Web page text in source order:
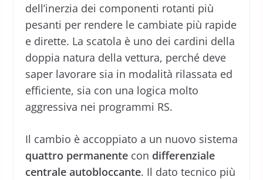
dell’inerzia dei componenti rotanti più
pesanti per rendere le cambiate più rapide
e dirette. La scatola è uno dei cardini della
doppia natura della vettura, perché deve
saper lavorare sia in modalità rilassata ed
efficiente, sia con una logica molto
aggressiva nei programmi RS.
Il cambio è accoppiato a un nuovo sistema
quattro permanentecon differenziale
centrale autobloccante. Il dato tecnico più